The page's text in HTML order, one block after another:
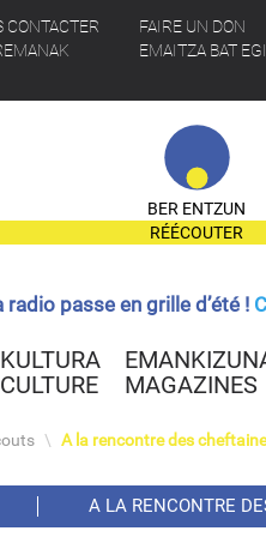
CONTACTER
FAIRE UN DON
EMAITZA BAT
BER ENTZUN
RÉÉCOUTER
passe en grille d’été !
KULTURA
CULTURE
MAGAZINES
\ A la rencontre des
A LA RENCONTRE